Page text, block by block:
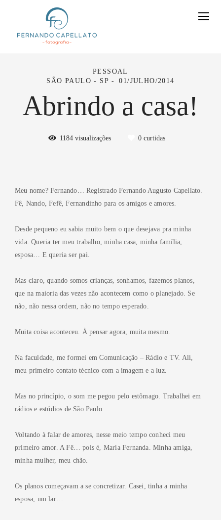
PESSOAL
SÃO PAULO - SP
01/JULHO/2014
Abrindo a casa!
1184 visualizações 0 curtidas
Meu nome? Fernando… Registrado Fernando Augusto Capellato.
Fê, Nando, Fefê, Fernandinho para os amigos e amores.
Desde pequeno eu sabia muito bem o que desejava pra minha
vida. Queria ter meu trabalho, minha casa, minha família,
esposa… E queria ser pai.
Mas claro, quando somos crianças, sonhamos, fazemos planos,
que na maioria das vezes não acontecem como o planejado. Se
não, não nessa ordem, não no tempo esperado.
Muita coisa aconteceu. À pensar agora, muita mesmo.
Na faculdade, me formei em Comunicação – Rádio e TV. Ali,
meu primeiro contato técnico com a imagem e a luz.
Mas no princípio, o som me pegou pelo estômago. Trabalhei em
rádios e estúdios de São Paulo.
Voltando à falar de amores, nesse meio tempo conheci meu
primeiro amor. A Fê… pois é, Maria Fernanda. Minha amiga,
minha mulher, meu chão.
Os planos começavam a se concretizar. Casei, tinha a minha
esposa, um lar…